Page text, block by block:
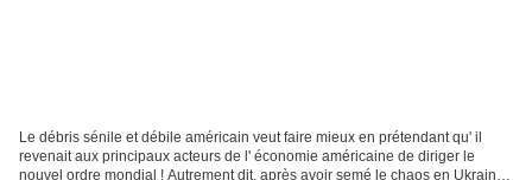
Le débris sénile et débile américain veut faire mieux en prétendant qu' il
revenait aux principaux acteurs de l' économie américaine de diriger le
nouvel ordre mondial ! Autrement dit, après avoir semé le chaos en Ukraine